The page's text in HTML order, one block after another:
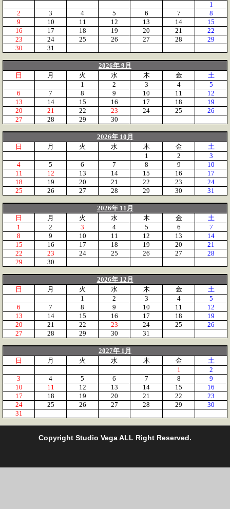
1
2
3 4 5 6 7
8
9
10 11 12 13 14
15
16
17 18 19 20 21
22
23
24 25 26 27 28
29
30
31
2026年 9月
日
月 火 水 木 金
土
1
2 3 4
5
6
7 8 9 10 11
12
13
14 15 16 17 18
19
20
21 22 23 24 25
26
27
28 29 30
2026年 10月
日
月 火 水 木 金
土
1
2
3
4
5 6 7 8 9
10
11
12 13 14 15 16
17
18
19 20 21 22 23
24
25
26 27 28 29 30 31
2026年 11月
日
月 火 水 木 金
土
1
2 3 4 5 6
7
8
9 10 11 12 13
14
15
16 17 18 19 20
21
22
23 24 25 26 27
28
29
30
2026年 12月
日
月 火 水 木 金
土
1
2 3 4
5
6
7 8 9 10 11
12
13
14 15 16 17 18
19
20
21 22 23 24 25
26
27
28 29 30 31
2027年 1月
日
月 火 水 木 金
土
1
2
3
4 5 6 7 8
9
10
11 12 13 14 15
16
17
18 19 20 21 22
23
24
25 26 27 28 29
30
31
Copyright Studio Vega ALL Right Reserved.